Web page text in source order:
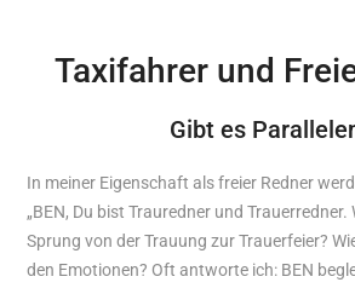
Taxifahrer und
Gibt es
In meiner Eigenschaft als freier Redner
„BEN, Du bist Trauredner und
Sprung von der Trauung zur Trauerfeier?
den Emotionen? Oft antworte ich: BEN